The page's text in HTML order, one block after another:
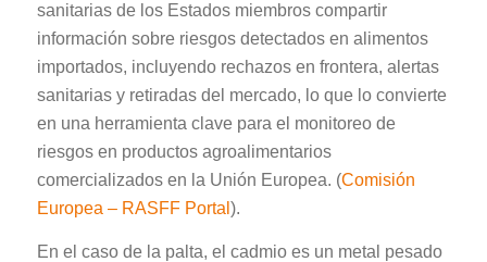
sanitarias de los Estados miembros compartir
información sobre riesgos detectados en alimentos
importados, incluyendo rechazos en frontera, alertas
sanitarias y retiradas del mercado, lo que lo convierte
en una herramienta clave para el monitoreo de
riesgos en productos agroalimentarios
comercializados en la Unión Europea. (Comisión
Europea – RASFF Portal ).
En el caso de la palta, el cadmio es un metal pesado